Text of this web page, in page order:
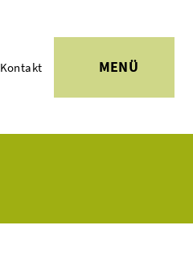
Kontakt MENÜ